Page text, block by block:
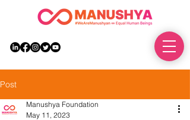
Post
Manushya Foundation
May 11, 2023